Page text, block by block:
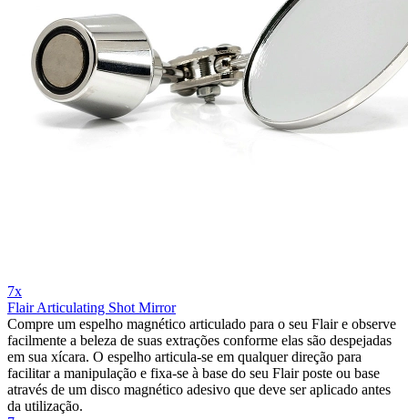
7x
Flair Articulating Shot Mirror
Compre um espelho magnético articulado para o seu Flair e observe
facilmente a beleza de suas extrações conforme elas são despejadas
em sua xícara. O espelho articula-se em qualquer direção para
facilitar a manipulação e fixa-se à base do seu Flair poste ou base
através de um disco magnético adesivo que deve ser aplicado antes
da utilização.